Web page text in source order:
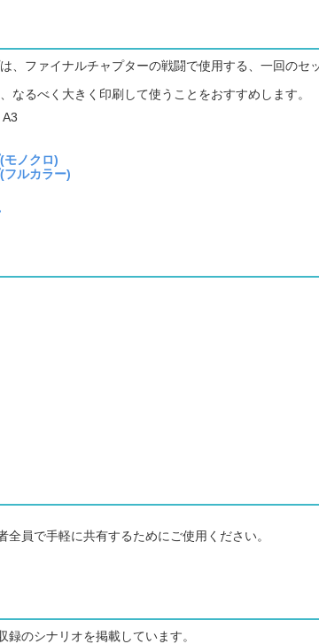
、ファイナルチャプターの戦闘で使用する、一回のセ
なるべく大きく印刷して使うことをおすすめします。
モノクロ)
フルカラー)
員で手軽に共有するためにご使用ください。
のシナリオを掲載しています。